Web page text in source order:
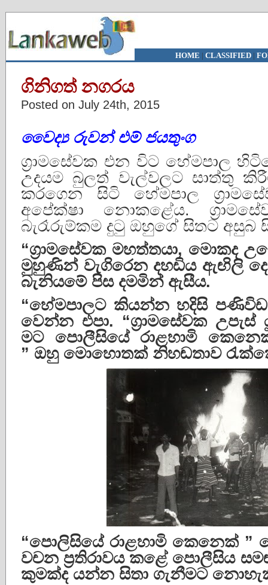
HOME | CLASSIFIED|
ගිනිගත් නගරය
Posted on July 24th, 2015
වෛද් රුවන් එම් ජයතුංග
ග්‍රාමසේවක එන විට හේමපාල
උදයම බුලත් වැල්වලට සාත්තු
කරගෙන සිටි හේමපාල
අපේක්ෂා නොකළේය.
බැරෑරුම්කම දුටු ඔහුගේ සිතට අසුබ
“ග්රාමසේවක මහත්තයා, මොකද
මුහුණින් වැගිරෙන දහඩිය ඇඟිලි
බැනියමේ පිස දමමින් ඇසීය.
“හේමපාලට කියන්න හදිසි
වෙන්න එපා. “ග්රාමසේවක උපැස්
මට
පොලීසියේ රාළහාමි
” ඔහු මොහොතක් නිහඬතාව
“පොලිසියේ රාළහාමි කෙනෙක්”
වචන ප්රතිරාවය කළේ පොලීසිය
කුමක්ද යන්න සිතා ගැනීමට